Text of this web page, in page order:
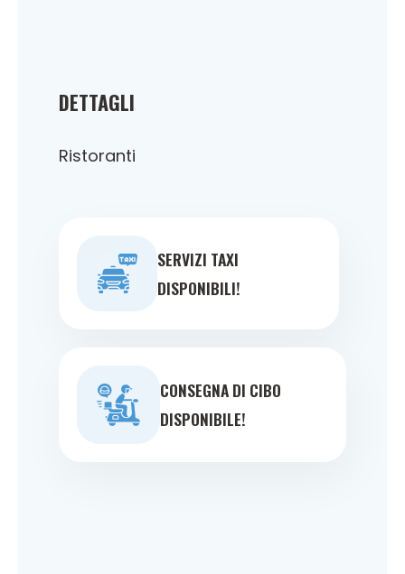
DETTAGLI
Ristoranti
SERVIZI TAXI
DISPONIBILI!
CONSEGNA DI CIBO
DISPONIBILE!